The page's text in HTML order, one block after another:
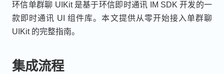
环信单群聊 UIKit 是基于环信即时通讯 IM SDK 开发的一
款即时通讯 UI 组件库。本文提供从零开始接入单群聊
UIKit 的完整指南。
集成流程